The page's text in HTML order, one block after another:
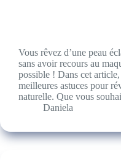
Vous rêvez d’une peau
sans avoir recours au
possible ! Dans cet
meilleures astuces pour
naturelle. Que vous
Daniela